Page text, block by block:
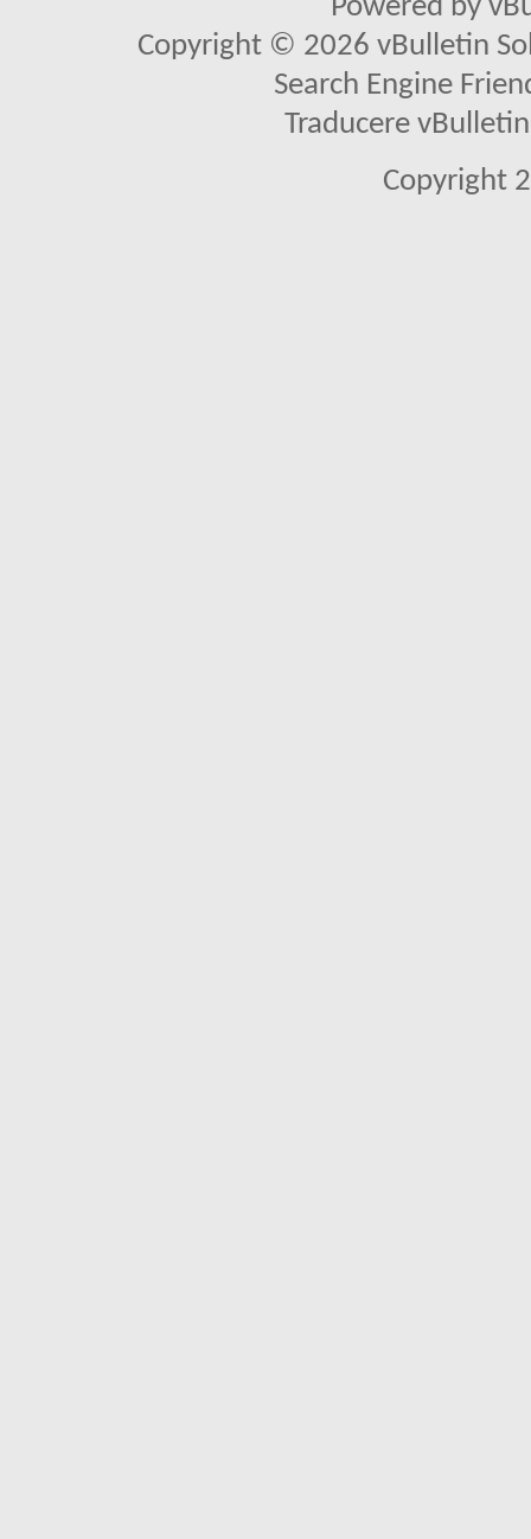
Powered by
Copyright © 2026 vBulletin
Search Engine
Traducere
Copyright